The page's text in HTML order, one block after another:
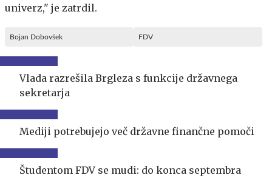
univerz," je zatrdil.
Bojan Dobovšek FDV
Vlada razrešila Brgleza s funkcije državnega
sekretarja
Mediji potrebujejo več državne finančne pomoči
Študentom FDV se mudi: do konca septembra